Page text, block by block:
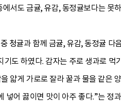
서도 금귤, 유감, 동정귤보다는 못
청귤과 함께 금귤, 유감, 동정귤
도 하였다. 감자는 주로 생과로 먹
얇게 가로로 잘라 꿀과 물을 같은
어 끓이면 맛이 아주 좋다.”는 정